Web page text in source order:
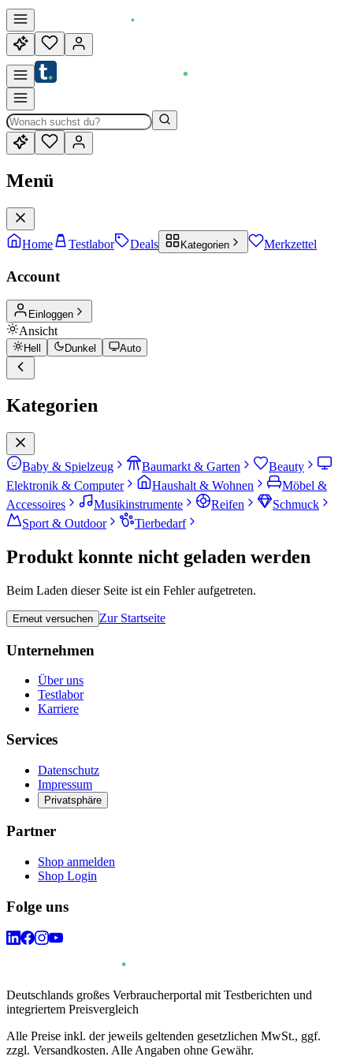
Menü
Home Testlabor Deals Kategorien Merkzettel
Account
Einloggen
Ansicht
Hell Dunkel Auto
Kategorien
Baby & Spielzeug Baumarkt & Garten
Beauty
Elektronik & Computer
Haushalt & Wohnen
Möbel &
Accessoires
Musikinstrumente Reifen
Schmuck
Sport & Outdoor
Tierbedarf
Produkt konnte nicht geladen werden
Beim Laden dieser Seite ist ein Fehler aufgetreten.
Erneut versuchen Zur Startseite
Unternehmen
Über uns
Testlabor
Karriere
Services
Datenschutz
Impressum
Privatsphäre
Partner
Shop anmelden
Shop Login
Folge uns
Deutschlands großes Verbraucherportal mit Testberichten und
integriertem Preisvergleich
Alle Preise inkl. der jeweils geltenden gesetzlichen MwSt., ggf.
zzgl. Versandkosten. Alle Angaben ohne Gewähr.